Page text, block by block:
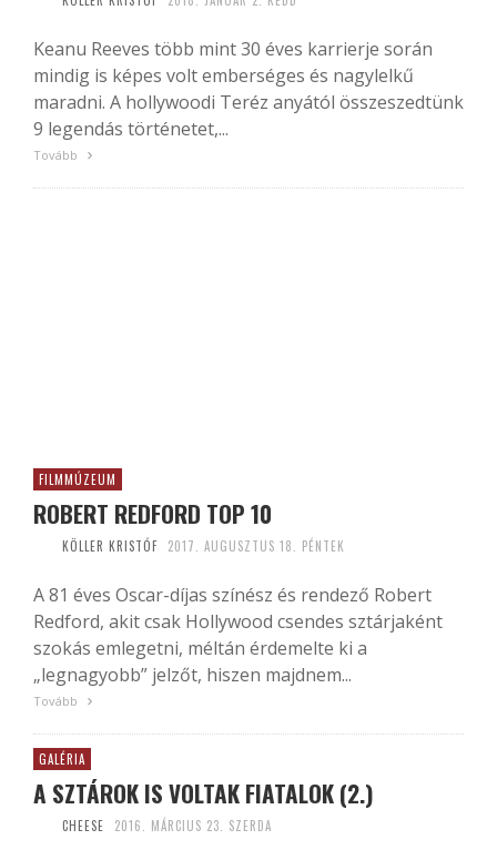
Keanu Reeves több mint 30 éves karrierje során
mindig is képes volt emberséges és nagylelkű
maradni. A hollywoodi Teréz anyától összeszedtünk
9 legendás történetet,...
Tovább
FILMMÚZEUM
ROBERT REDFORD TOP 10
KÖLLER KRISTÓF 2017. AUGUSZTUS 18. PÉNTEK
A 81 éves Oscar-díjas színész és rendező Robert
Redford, akit csak Hollywood csendes sztárjaként
szokás emlegetni, méltán érdemelte ki a
„legnagyobb” jelzőt, hiszen majdnem...
Tovább
GALÉRIA
A SZTÁROK IS VOLTAK FIATALOK (2.)
CHEESE 2016. MÁRCIUS 23. SZERDA